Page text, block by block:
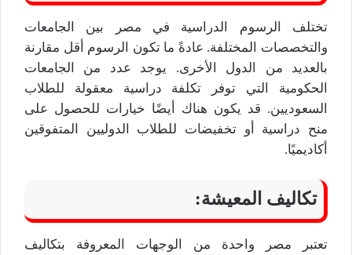
تختلف الرسوم الدراسية في مصر بين الجامعات
والتخصصات المختلفة. عادةً ما تكون الرسوم أقل مقارنة
بالعديد من الدول الأخرى. يوجد عدد من الجامعات
الحكومية التي توفر تكلفة دراسية معقولة للطلاب
السعوديين. قد يكون هناك أيضًا خيارات للحصول على
منح دراسية أو تخفيضات للطلاب الدوليين المتفوقين
أكاديميًا.
تكاليف المعيشة:
تعتبر مصر واحدة من الوجهات المعروفة بتكاليف